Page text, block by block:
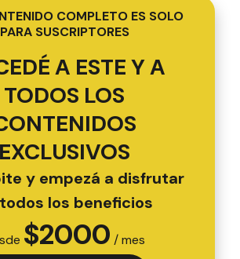
COMPLETO ES SOLO
PARA SUSCRIPTORES
A ESTE Y A
TODOS LOS
EXCLUSIVOS
y empezá a disfrutar
los beneficios
$2000 / mes